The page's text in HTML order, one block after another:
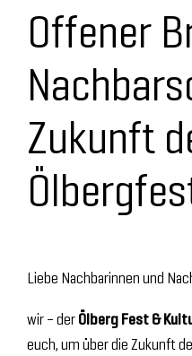
Offener
Zukunft
Liebe Nachbarinnen und
wir – derÖlberg Fest &
euch, um über die Zukunft